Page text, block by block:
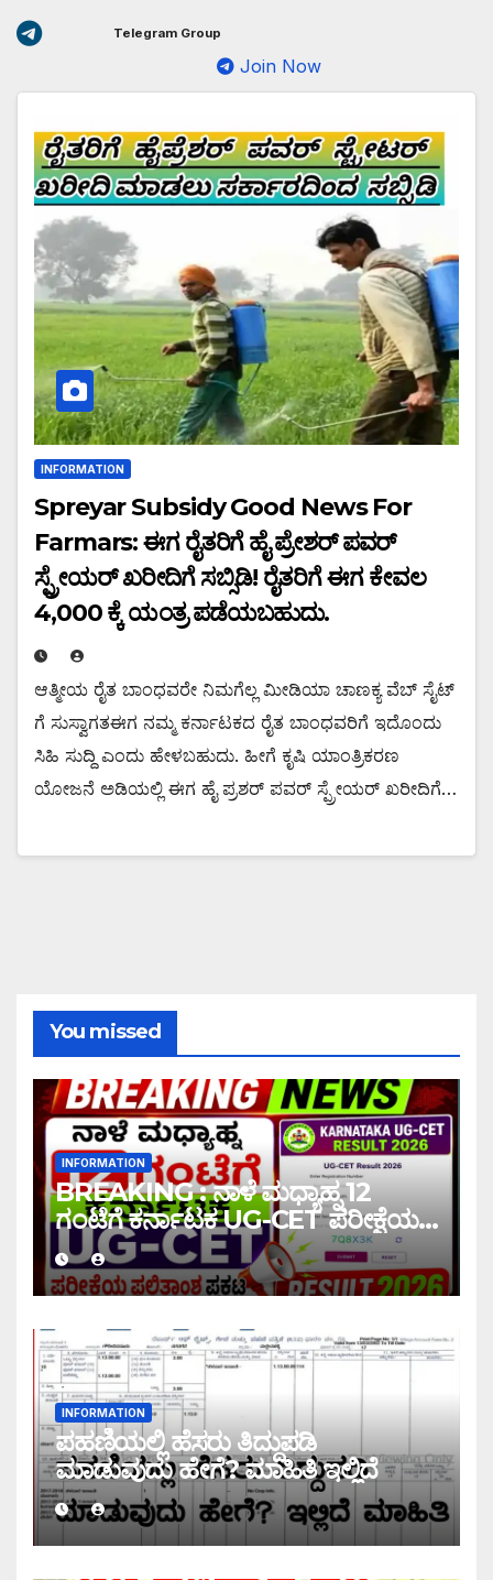
Telegram Group
Join Now
INFORMATION
Spreyar Subsidy Good News For
Farmars: ಈಗ ರೈತರಿಗೆ ಹೈ ಪ್ರೇಶರ್ ಪವರ್
ಸ್ಪ್ರೇಯರ್ ಖರೀದಿಗೆ ಸಬ್ಸಿಡಿ! ರೈತರಿಗೆ ಈಗ ಕೇವಲ
4,000 ಕ್ಕೆ ಯಂತ್ರ ಪಡೆಯಬಹುದು.
ಆತ್ಮೀಯ ರೈತ ಬಾಂಧವರೇ ನಿಮಗೆಲ್ಲ ಮೀಡಿಯಾ ಚಾಣಕ್ಯ ವೆಬ್ ಸೈಟ್
ಗೆ ಸುಸ್ವಾಗತಈಗ ನಮ್ಮ ಕರ್ನಾಟಕದ ರೈತ ಬಾಂಧವರಿಗೆ ಇದೊಂದು
ಸಿಹಿ ಸುದ್ದಿ ಎಂದು ಹೇಳಬಹುದು. ಹೀಗೆ ಕೃಷಿ ಯಾಂತ್ರಿಕರಣ
ಯೋಜನೆ ಅಡಿಯಲ್ಲಿ ಈಗ ಹೈ ಪ್ರಶರ್ ಪವರ್ ಸ್ಪ್ರೇಯರ್ ಖರೀದಿಗೆ…
You missed
INFORMATION
BREAKING : ನಾಳೆ ಮಧ್ಯಾಹ್ನ 12
ಗಂಟೆಗೆ ಕರ್ನಾಟಕ UG-CET ಪರೀಕ್ಷೆಯ
ಫಲಿತಾಂಶ ಪ್ರಕಟ |UG-CET Result
2026
INFORMATION
ಪಹಣಿಯಲ್ಲಿ ಹೆಸರು ತಿದ್ದುಪಡಿ
ಮಾಡುವುದು ಹೇಗೆ? ಮಾಹಿತಿ ಇಲ್ಲಿದೆ